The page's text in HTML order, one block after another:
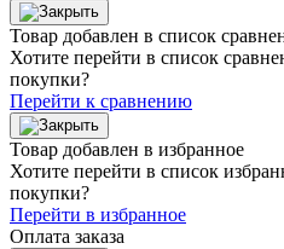
Товар добавлен в список
Хотите перейти в список
покупки?
Перейти к сравнению
Товар добавлен в избранное
Хотите перейти в список
покупки?
Перейти в избранное
Оплата заказа